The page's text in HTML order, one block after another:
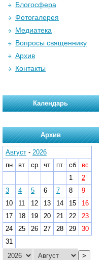
Блогосфера
Фотогалерея
Медиатека
Вопросы священнику
Архив
Контакты
Календарь
Архив
Август - 2026
пн
вт ср чт пт сб
вс
1
2
3
4 5 6 7 8
9
10
11 12 13 14 15
16
17
18 19 20 21 22
23
24
25 26 27 28 29
30
31
>